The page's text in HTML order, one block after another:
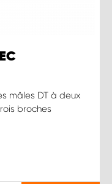
mâles DT à deux
broches